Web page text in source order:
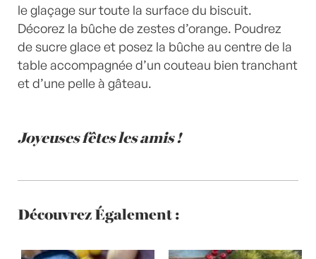
le glaçage sur toute la surface du biscuit.
Décorez la bûche de zestes d’orange. Poudrez
de sucre glace et posez la bûche au centre de la
table accompagnée d’un couteau bien tranchant
et d’une pelle à gâteau.
Joyeuses fêtes les amis !
Découvrez Également :